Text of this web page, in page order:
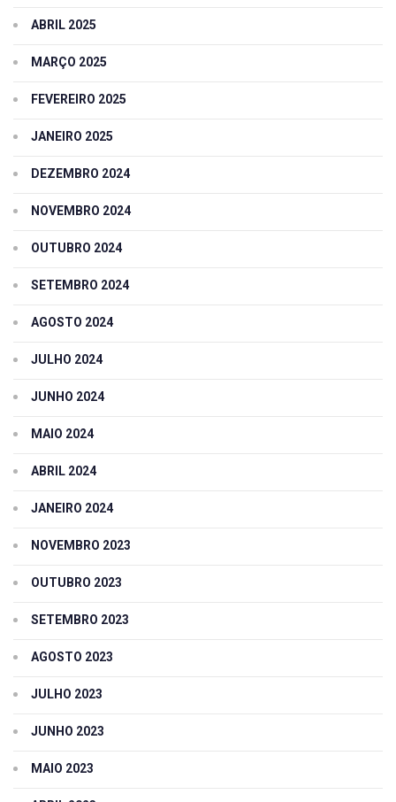
ABRIL 2025
MARÇO 2025
FEVEREIRO 2025
JANEIRO 2025
DEZEMBRO 2024
NOVEMBRO 2024
OUTUBRO 2024
SETEMBRO 2024
AGOSTO 2024
JULHO 2024
JUNHO 2024
MAIO 2024
ABRIL 2024
JANEIRO 2024
NOVEMBRO 2023
OUTUBRO 2023
SETEMBRO 2023
AGOSTO 2023
JULHO 2023
JUNHO 2023
MAIO 2023